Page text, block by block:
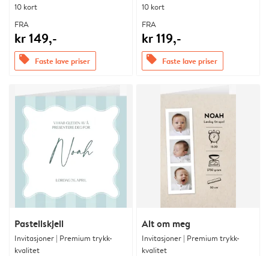
10 kort
FRA
kr 149,-
offers Faste lave priser
10 kort
FRA
kr 119,-
offers Faste lave priser
Pastellskjell
Invitasjoner | Premium trykk-
kvalitet
Alt om meg
Invitasjoner | Premium trykk-
kvalitet